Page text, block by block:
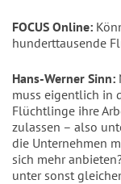
FOCUS Online:
hunderttausende
Hans-Werner Sinn:
muss eigentlich in
Flüchtlinge ihre
zulassen – also
die Unternehmen
sich mehr
unter sonst